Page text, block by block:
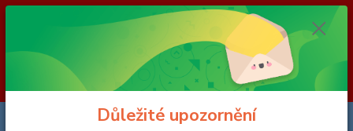
Vážení zákazníci, v termínu od 8. 8. 2026 do 23. 8. 2026 nebude z
důvodu čerpání dovolené probíhat expedice objednávek a bude omezen
provoz e-shopu HRACKYNABYTEK.CZ. Objednávky přijaté, nebo
uhrazené do čtvrtka 6. 8. 2026 budou expedovány v pátek 7. 8. 2026.
Objednávky přijaté, nebo uhrazené od pátku 7. 8. 2026 do neděle 23. 8.
2026 budou postupně expedovány od pondělí 24. 8. 2026. Děkujeme za
pochopení HRACKYNABYTEK.CZ
Důležité upozornění